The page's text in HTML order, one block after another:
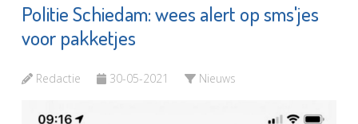
Politie Schiedam: wees alert op sms'jes
voor pakketjes
Redactie 30-05-2021 Nieuws